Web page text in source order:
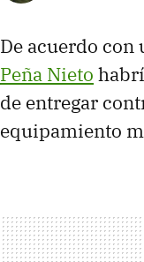
De acuerdo
Peña Nieto
de entregar
equipamiento